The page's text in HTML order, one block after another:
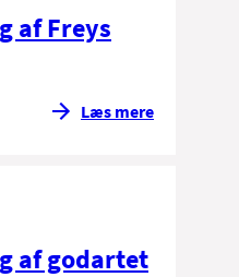
af Freys
Læs mere
af godartet